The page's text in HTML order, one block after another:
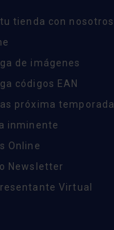
tienda con nosotros
de imágenes
códigos EAN
próxima temporada
inminente
Online
Newsletter
Virtual